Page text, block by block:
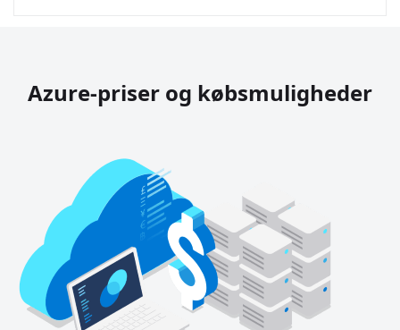
Azure-priser og købsmuligheder